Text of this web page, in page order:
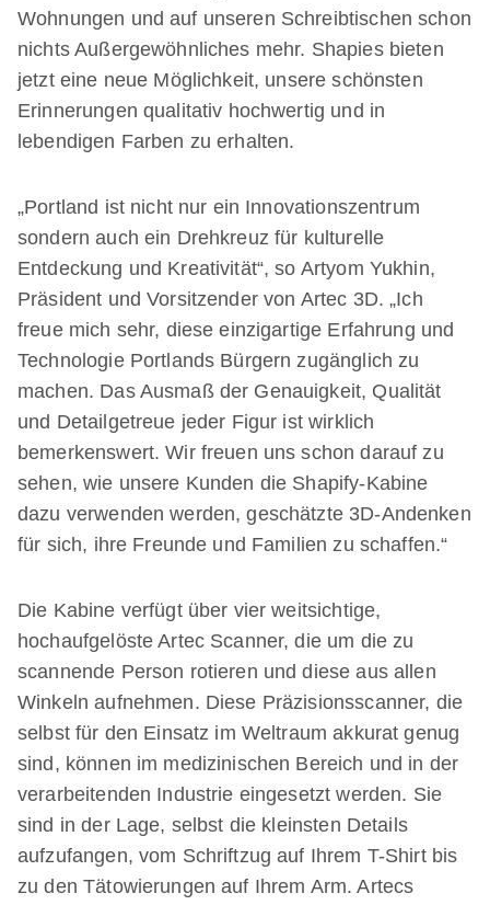
Wohnungen und auf unseren Schreibtischen schon
nichts Außergewöhnliches mehr. Shapies bieten
jetzt eine neue Möglichkeit, unsere schönsten
Erinnerungen qualitativ hochwertig und in
lebendigen Farben zu erhalten.
„Portland ist nicht nur ein Innovationszentrum
sondern auch ein Drehkreuz für kulturelle
Entdeckung und Kreativität“, so Artyom Yukhin,
Präsident und Vorsitzender von Artec 3D. „Ich
freue mich sehr, diese einzigartige Erfahrung und
Technologie Portlands Bürgern zugänglich zu
machen. Das Ausmaß der Genauigkeit, Qualität
und Detailgetreue jeder Figur ist wirklich
bemerkenswert. Wir freuen uns schon darauf zu
sehen, wie unsere Kunden die Shapify-Kabine
dazu verwenden werden, geschätzte 3D-Andenken
für sich, ihre Freunde und Familien zu schaffen.“
Die Kabine verfügt über vier weitsichtige,
hochaufgelöste Artec Scanner, die um die zu
scannende Person rotieren und diese aus allen
Winkeln aufnehmen. Diese Präzisionsscanner, die
selbst für den Einsatz im Weltraum akkurat genug
sind, können im medizinischen Bereich und in der
verarbeitenden Industrie eingesetzt werden. Sie
sind in der Lage, selbst die kleinsten Details
aufzufangen, vom Schriftzug auf Ihrem T-Shirt bis
zu den Tätowierungen auf Ihrem Arm. Artecs